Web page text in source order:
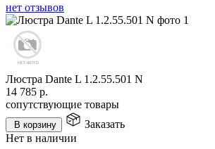
нет отзывов
Люстра Dante L 1.2.55.501 N
14 785 р.
сопутствующие товары
В корзину
Заказать
Нет в наличии